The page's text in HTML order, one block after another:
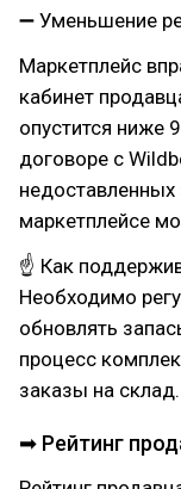
➖ Уменьшение
Маркетплейс
кабинет
опустится ниже
договоре с
недоставленных
маркетплейсе
☝ Как
Необходимо
обновлять
процесс
заказы на склад.
➡ Рейтинг